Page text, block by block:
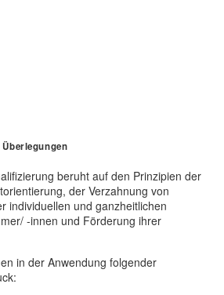
beruht auf den Prinzipien der
der Verzahnung von
individuellen und ganzheitlichen
-innen und Förderung ihrer
in der Anwendung folgender